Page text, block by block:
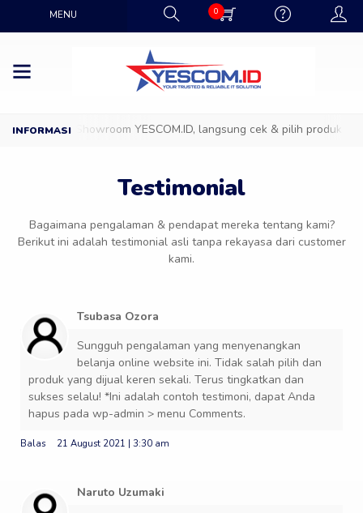
MENU 0
Datang ke Showroom YESCOM.ID, langsung cek & pilih produk IT
Testimonial
Bagaimana pengalaman & pendapat mereka tentang kami?
Berikut ini adalah testimonial asli tanpa rekayasa dari customer
kami.
Tsubasa Ozora
Sungguh pengalaman yang menyenangkan
belanja online website ini. Tidak salah pilih dan
produk yang dijual keren sekali. Terus tingkatkan dan
sukses selalu! *Ini adalah contoh testimoni, dapat Anda
hapus pada wp-admin > menu Comments.
Balas 21 August 2021 | 3:30 am
Naruto Uzumaki